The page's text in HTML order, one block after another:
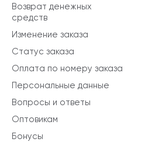
Возврат денежных
средств
Изменение заказа
Статус заказа
Оплата по номеру заказа
Персональные данные
Вопросы и ответы
Оптовикам
Бонусы